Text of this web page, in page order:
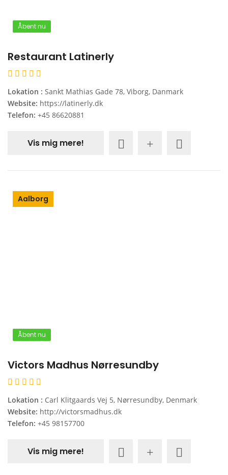
Åbent nu
Restaurant Latinerly
Lokation : Sankt Mathias Gade 78, Viborg, Danmark
Website: https://latinerly.dk
Telefon: +45 86620881
Vis mig mere!
Aalborg
Åbent nu
Victors Madhus Nørresundby
Lokation : Carl Klitgaards Vej 5, Nørresundby, Denmark
Website: http://victorsmadhus.dk
Telefon: +45 98157700
Vis mig mere!